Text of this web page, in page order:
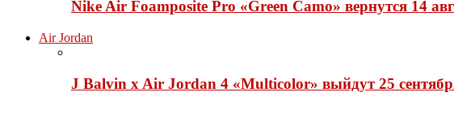
Nike Air Foamposite Pro «Green Camo» вернутся 14
Air Jordan
J Balvin x Air Jordan 4 «Multicolor» выйдут 25